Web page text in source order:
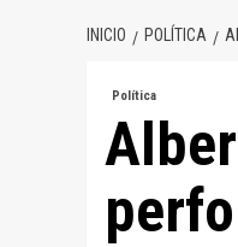
INICIO POLÍTICA
Política